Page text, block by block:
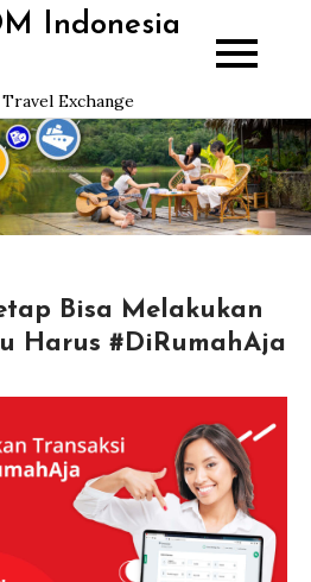
Indonesia
Exchange
Bisa Melakukan
Harus #DiRumahAja